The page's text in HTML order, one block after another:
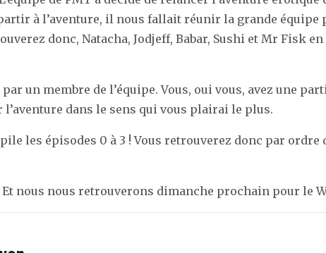
à l’aventure, il nous fallait réunir la grande équipe
donc, Natacha, Jodjeff, Babar, Sushi et Mr Fisk
un membre de l’équipe. Vous, oui vous, avez une
dans le sens qui vous plairai le plus.
les épisodes 0 à 3 ! Vous retrouverez donc par ordre
Et nous nous retrouverons dimanche prochain pour le